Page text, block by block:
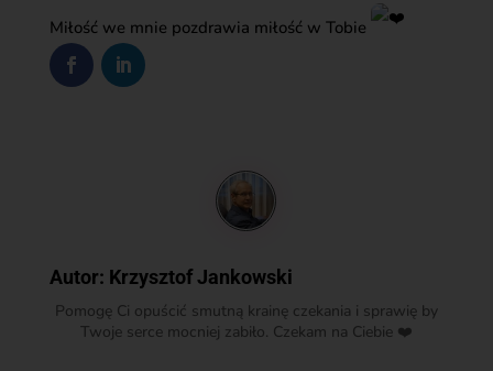
Miłość we mnie pozdrawia miłość w Tobie
Autor: Krzysztof Jankowski
Pomogę Ci opuścić smutną krainę czekania i sprawię by
Twoje serce mocniej zabiło. Czekam na Ciebie ❤️